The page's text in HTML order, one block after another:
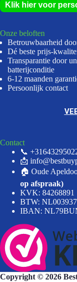
Klik hier voor
Onze beloften
Betrouwbaarheid
Dé beste prijs-
Transparantie door
batterijconditie
6-12 maanden
Persoonlijk contact
Contact
📞
📩
🏠 Oude
op afspraak)
KVK: 84268891
BTW:
IBAN:
Copyright © 2026